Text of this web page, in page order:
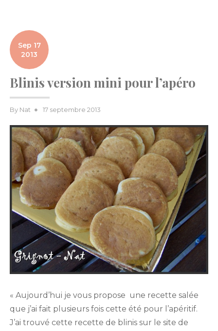
Sep 17
2013
Blinis version mini pour l’apéro
By Nat
Posted
17 septembre 2013
« Aujourd’hui je vous propose une recette salée
que j’ai fait plusieurs fois cette été pour l’apéritif.
J’ai trouvé cette recette de blinis sur le site de